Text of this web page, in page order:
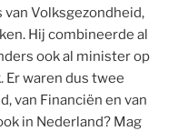
Volksgezondheid,
Hij combineerde al
ook al minister op
waren dus twee
van Financiën en van
in Nederland? Mag